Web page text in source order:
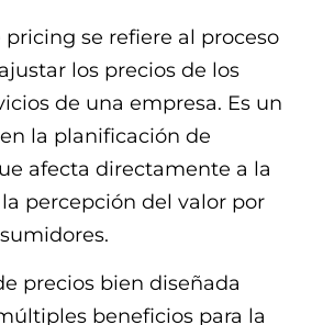
pricing se refiere al proceso
los precios de los
de una empresa. Es un
la planificación de
afecta directamente a la
percepción del valor por
precios bien diseñada
beneficios para la